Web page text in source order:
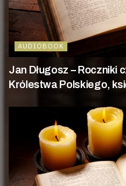
AUDIOBOOK
Jan Długosz – Roczniki
Królestwa Polskiego,